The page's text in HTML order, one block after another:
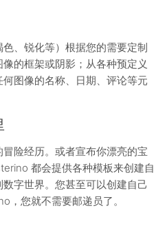
、锐化等）根据您的需要定制
的框架或阴影；从各种预定义
图像的名称、日期、评论等元
险经历。或者宣布你漂亮的宝
都会提供各种模板来创建自
字世界。您甚至可以创建自己
，您就不需要邮递员了。